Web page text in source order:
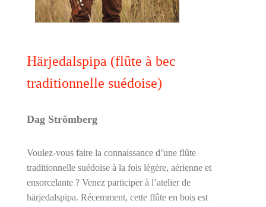
Härjedalspipa (flûte à bec
traditionnelle suédoise)
Dag Strömberg
Voulez-vous faire la connaissance d’une flûte
traditionnelle suédoise à la fois légère, aérienne et
ensorcelante ? Venez participer à l’atelier de
härjedalspipa. Récemment, cette flûte en bois est